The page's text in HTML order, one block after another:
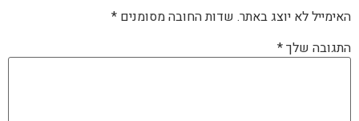
האימייל לא יוצג באתר. שדות החובה מסומנים *
התגובה שלך*